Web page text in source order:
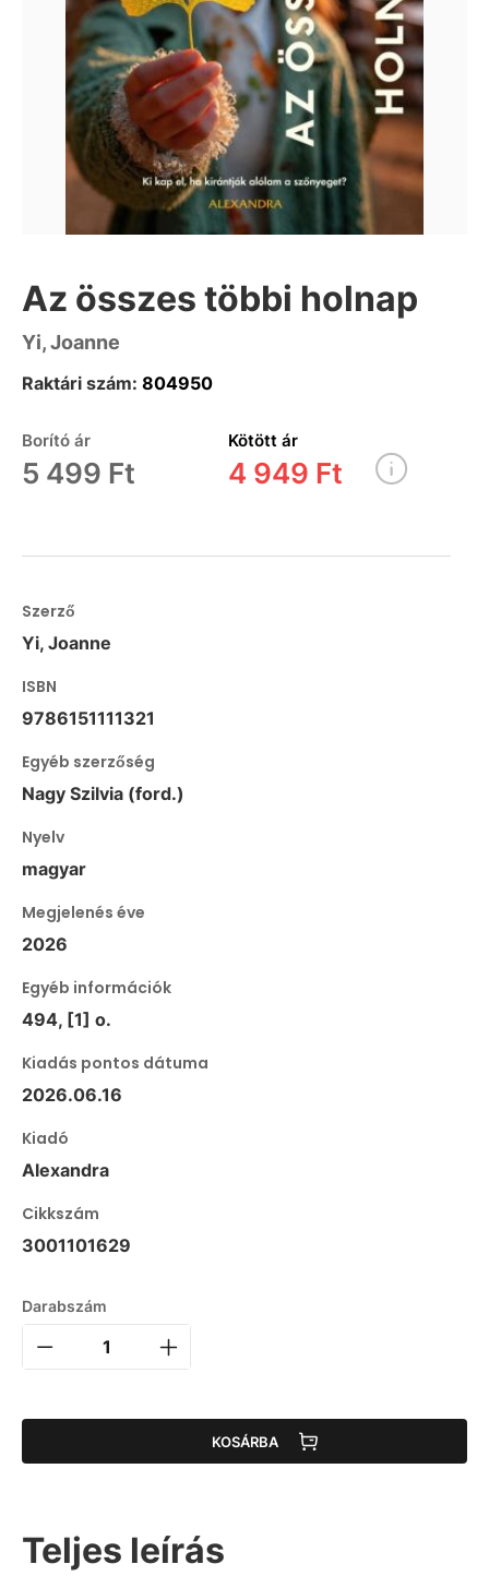
Az összes többi holnap
Yi, Joanne
Raktári szám: 804950
Borító ár
5 499 Ft
Kötött ár
4 949 Ft
Szerző
Yi, Joanne
ISBN
9786151111321
Egyéb szerzőség
Nagy Szilvia (ford.)
Nyelv
magyar
Megjelenés éve
2026
Egyéb információk
494, [1] o.
Kiadás pontos dátuma
2026.06.16
Kiadó
Alexandra
Cikkszám
3001101629
Darabszám
KOSÁRBA
Teljes leírás